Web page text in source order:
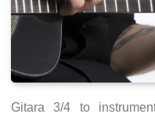
Gitara 3/4 to